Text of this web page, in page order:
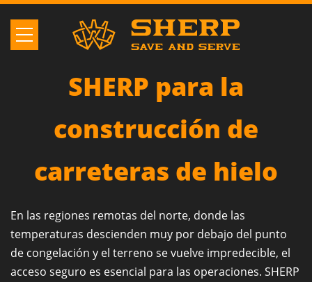
SHERP para la
construcción de
carreteras de hielo
En las regiones remotas del norte, donde las
temperaturas descienden muy por debajo del punto
de congelación y el terreno se vuelve impredecible, el
acceso seguro es esencial para las operaciones. SHERP